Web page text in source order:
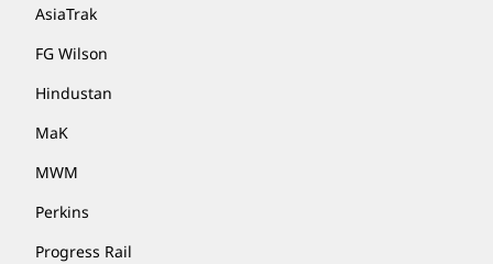
AsiaTrak
FG Wilson
Hindustan
MaK
MWM
Perkins
Progress Rail